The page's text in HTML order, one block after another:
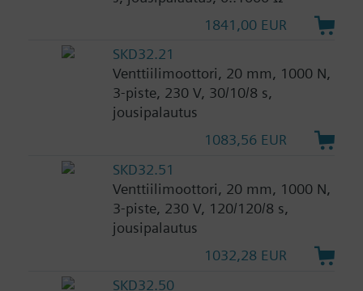
1841,00 EUR
SKD32.21
Venttiilimoottori, 20 mm, 1000 N,
3-piste, 230 V, 30/10/8 s,
jousipalautus
1083,56 EUR
SKD32.51
Venttiilimoottori, 20 mm, 1000 N,
3-piste, 230 V, 120/120/8 s,
jousipalautus
1032,28 EUR
SKD32.50